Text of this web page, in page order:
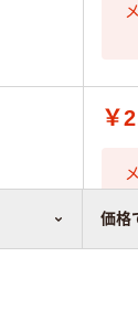
価格
￥